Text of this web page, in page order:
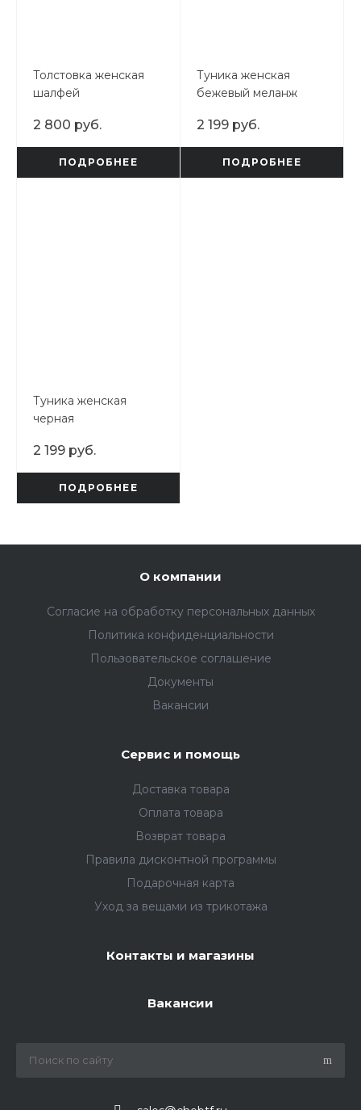
Толстовка женская
шалфей
2 800 руб.
ПОДРОБНЕЕ
Туника женская
бежевый меланж
2 199 руб.
ПОДРОБНЕЕ
Туника женская
черная
2 199 руб.
ПОДРОБНЕЕ
О компании
Согласие на обработку персональных данных
Политика конфиденциальности
Пользовательское соглашение
Документы
Вакансии
Сервис и помощь
Доставка товара
Оплата товара
Возврат товара
Правила дисконтной программы
Подарочная карта
Уход за вещами из трикотажа
Контакты и магазины
Вакансии